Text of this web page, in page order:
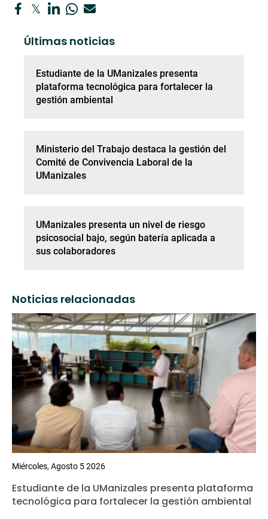
Últimas noticias
Estudiante de la UManizales presenta
plataforma tecnológica para fortalecer la
gestión ambiental
Ministerio del Trabajo destaca la gestión del
Comité de Convivencia Laboral de la
UManizales
UManizales presenta un nivel de riesgo
psicosocial bajo, según batería aplicada a
sus colaboradores
Noticias relacionadas
Miércoles, Agosto 5 2026
Estudiante de la UManizales presenta plataforma
tecnológica para fortalecer la gestión ambiental